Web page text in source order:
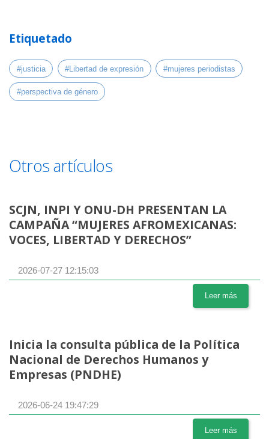
Etiquetado
#justicia #Libertad de expresión #mujeres periodistas
#perspectiva de género
Otros artículos
SCJN, INPI Y ONU-DH PRESENTAN LA
CAMPAÑA “MUJERES AFROMEXICANAS:
VOCES, LIBERTAD Y DERECHOS”
2026-07-27 12:15:03
Leer más
Inicia la consulta pública de la Política
Nacional de Derechos Humanos y
Empresas (PNDHE)
2026-06-24 19:47:29
Leer más